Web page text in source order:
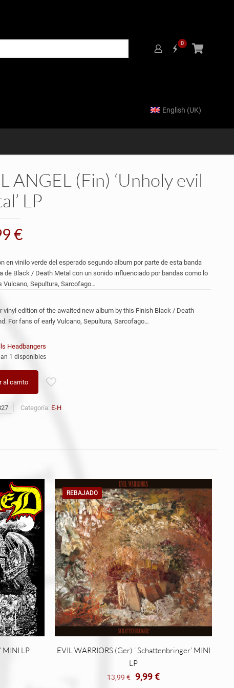
0
English (UK)
ANGEL (Fin) ‘Unholy evil
LP
€
en vinilo verde del esperado segundo album por parte de esta banda
de Black / Death Metal con un sonido influenciado por bandas como lo
Vulcano, Sepultura, Sarcofago…
vinyl edition of the awaited new album by this Finish Black / Death
For fans of early Vulcano, Sepultura, Sarcofago…
Headbangers
1 disponibles
al carrito
Categoría: E-H
MINI LP
REBAJADO
EVIL WARRIORS (Ger) ‘ Schattenbringer’ MINI
LP
13,99€ El
9,99€El